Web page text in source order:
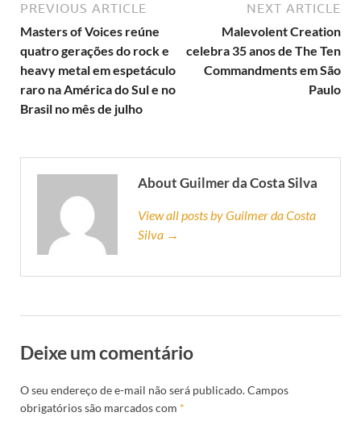
PREVIOUS ARTICLE
Masters of Voices reúne
quatro gerações do rock e
heavy metal em espetáculo
raro na América do Sul e no
Brasil no mês de julho
NEXT ARTICLE
Malevolent Creation
celebra 35 anos de The Ten
Commandments em São
Paulo
About Guilmer da Costa Silva
View all posts by Guilmer da Costa
Silva →
Deixe um comentário
O seu endereço de e-mail não será publicado.Campos
obrigatórios são marcados com *